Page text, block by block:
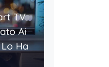
TV
Ai
Ha